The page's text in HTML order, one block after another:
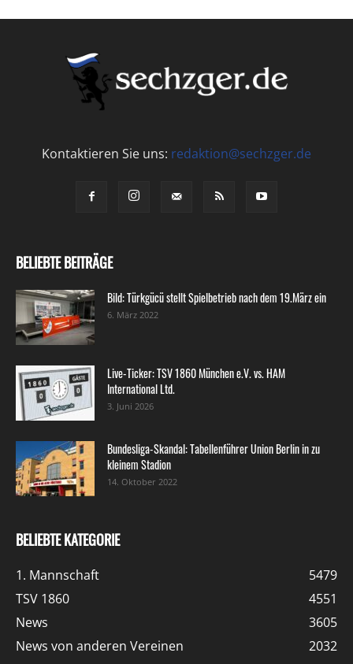
Kontaktieren Sie uns: redaktion@sechzger.de
BELIEBTE BEITRÄGE
Bild: Türkgücü stellt Spielbetrieb nach dem 19.März ein
6. März 2022
Live-Ticker: TSV 1860 München e.V. vs. HAM
International Ltd.
3. Juni 2026
Bundesliga-Skandal: Tabellenführer Union Berlin in zu
kleinem Stadion
14. Oktober 2022
BELIEBTE KATEGORIE
1. Mannschaft
5479
TSV 1860
4551
News
3605
News von anderen Vereinen
2032